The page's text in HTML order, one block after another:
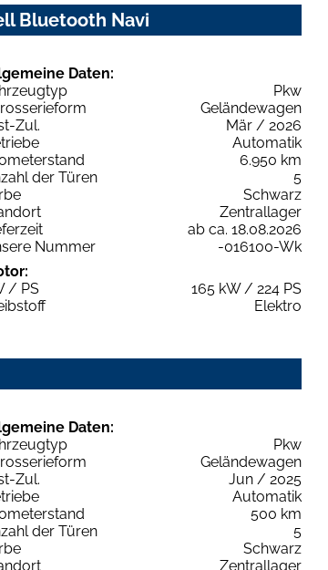
Bluetooth Navi
Daten:
Pkw
Geländewagen
Zul.
Mär / 2026
Automatik
6.950 km
der Türen
5
Schwarz
Zentrallager
ab ca. 18.08.2026
Nummer
-016100-Wk
/ PS
165 kW / 224 PS
Elektro
Daten:
Pkw
Geländewagen
Zul.
Jun / 2025
Automatik
500 km
der Türen
5
Schwarz
Zentrallager